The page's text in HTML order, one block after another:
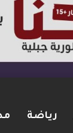
رياضة
مضيق